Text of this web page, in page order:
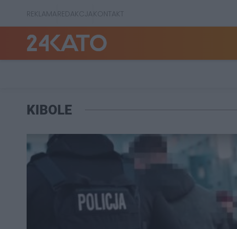
REKLAMAREDAKCJAKONTAKT
KIBOLE